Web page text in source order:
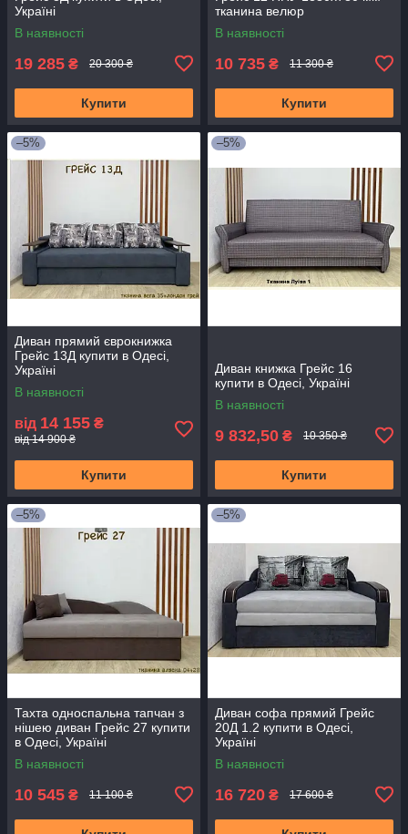
Україні
В наявності
19 285 ₴ 20 300 ₴
Купити
тканина велюр
В наявності
10 735 ₴ 11 300 ₴
Купити
–5%
Диван прямий єврокнижка
Грейс 13Д купити в Одесі,
Україні
В наявності
від 14 155 ₴
від 14 900 ₴
Купити
–5%
Диван книжка Грейс 16
купити в Одесі, Україні
В наявності
9 832,50 ₴ 10 350 ₴
Купити
–5%
Тахта односпальна тапчан з
нішею диван Грейс 27 купити
в Одесі, Україні
В наявності
10 545 ₴ 11 100 ₴
–5%
Диван софа прямий Грейс
20Д 1.2 купити в Одесі,
Україні
В наявності
16 720 ₴ 17 600 ₴